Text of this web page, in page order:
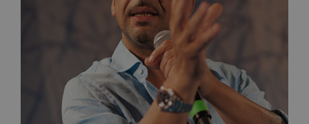
Diventa Partner